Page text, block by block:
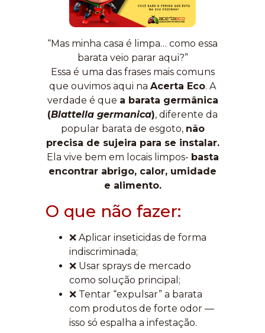
“Mas minha casa é limpa… como essa
barata veio parar aqui?”
Essa é uma das frases mais comuns
que ouvimos aqui na Acerta Eco. A
verdade é que a barata germânica
(Blattella germanica), diferente da
popular barata de esgoto, não
precisa de sujeira para se instalar.
Ela vive bem em locais limpos- basta
encontrar abrigo, calor, umidade
e alimento.
O que não fazer:
❌ Aplicar inseticidas de forma
indiscriminada;
❌ Usar sprays de mercado
como solução principal;
❌ Tentar “expulsar” a barata
com produtos de forte odor —
isso só espalha a infestação.